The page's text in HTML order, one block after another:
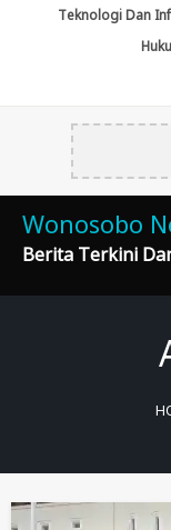
Teknologi Dan
Wonosobo
Berita Terkini